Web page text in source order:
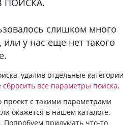
ПОИСКА.
слишком много
или у нас еще нет такого
удалив отдельные категории
сбросить все параметры поиска.
проект с такими параметрами
окажется в нашем каталоге,
Попробуем придумать что-то